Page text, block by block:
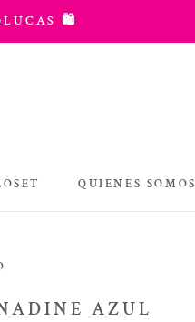
🛍️
QUIENES SOMOS
AZUL